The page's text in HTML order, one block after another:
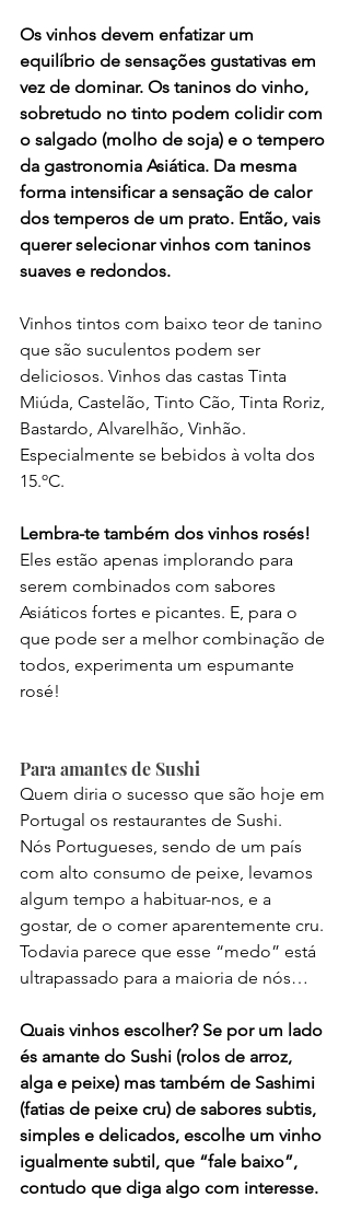
Os vinhos devem enfatizar um
equilíbrio de sensações gustativas em
vez de dominar. Os taninos do vinho,
sobretudo no tinto podem colidir com
o salgado (molho de soja) e o tempero
da gastronomia Asiática. Da mesma
forma intensificar a sensação de calor
dos temperos de um prato. Então, vais
querer selecionar vinhos com taninos
suaves e redondos.
Vinhos tintos com baixo teor de tanino
que são suculentos podem ser
deliciosos. Vinhos das castas Tinta
Miúda, Castelão, Tinto Cão, Tinta Roriz,
Bastardo, Alvarelhão, Vinhão.
Especialmente se bebidos à volta dos
15.ºC.
Lembra-te também dos vinhos rosés!
Eles estão apenas implorando para
serem combinados com sabores
Asiáticos fortes e picantes. E, para o
que pode ser a melhor combinação de
todos, experimenta um espumante
rosé!
Para amantes de Sushi
Quem diria o sucesso que são hoje em
Portugal os restaurantes de Sushi.
Nós Portugueses, sendo de um país
com alto consumo de peixe, levamos
algum tempo a habituar-nos, e a
gostar, de o comer aparentemente cru.
Todavia parece que esse “medo” está
ultrapassado para a maioria de nós…
Quais vinhos escolher? Se por um lado
és amante do Sushi (rolos de arroz,
alga e peixe) mas também de Sashimi
(fatias de peixe cru) de sabores subtis,
simples e delicados, escolhe um vinho
igualmente subtil, que “fale baixo”,
contudo que diga algo com interesse.